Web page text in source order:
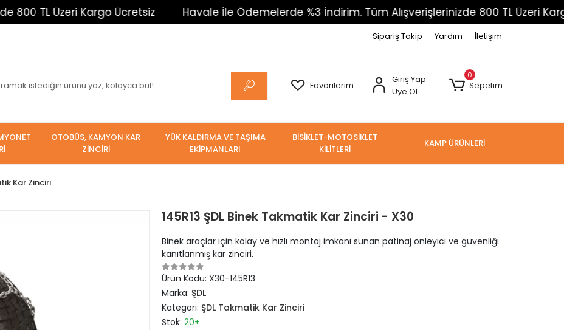
Üzeri Kargo Ücretsiz Havale İle Ödemelerde %3 İndirim. Tüm Alışverişlerinizde 800 TL Üzeri Kargo
Sipariş Takip Yardım İletişim
Favorilerim
Giriş Yap
Üye Ol
0
Sepetim
OTOBÜS, KAMYON KAR
ZİNCİRİ
YÜK KALDIRMA VE TAŞIMA
EKİPMANLARI
BİSİKLET-MOTOSİKLET
KİLİTLERİ
KAMP ÜRÜNLERİ
Kar Zinciri
145R13 ŞDL Binek Takmatik Kar Zinciri - X30
Binek araçlar için kolay ve hızlı montaj imkanı sunan patinaj önleyici ve güvenliği
kanıtlanmış kar zinciri.
Ürün Kodu: X30-145R13
Marka: ŞDL
Kategori: ŞDL Takmatik Kar Zinciri
Stok: 20+